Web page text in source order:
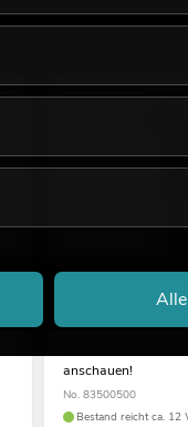
EUROPALMS
180cm
interessante
anschauen!
No. 83500500
Bestand reicht ca. 12